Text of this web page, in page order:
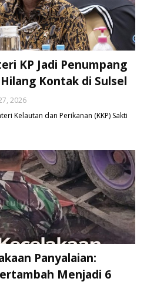
KP Jadi Penumpang
Kontak di Sulsel
2026
Kelautan dan Perikanan (KKP) Sakti
Panyalaian:
Menjadi 6